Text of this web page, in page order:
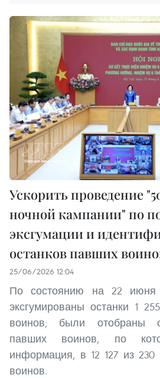
Ускорить проведение
ночной кампании" по
эксгумации и
останков павших
25/06/2026 12:04
По состоянию на 22
эксгумированы останки 1
воинов; были отобраны
павших воинов, по
информация, в 12 127 из
воинов.